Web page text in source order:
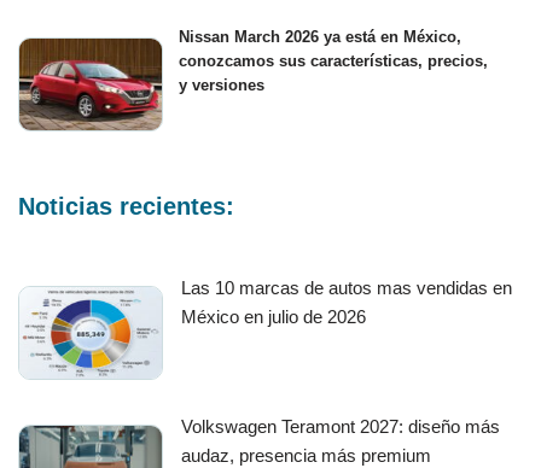
Nissan March 2026 ya está en México,
conozcamos sus características, precios,
y versiones
Noticias recientes:
Las 10 marcas de autos mas vendidas en
México en julio de 2026
Volkswagen Teramont 2027: diseño más
audaz, presencia más premium